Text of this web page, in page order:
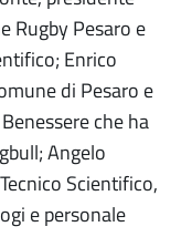
Rugby Pesaro e
Enrico
di Pesaro e
che ha
Angelo
Scientifico,
e personale